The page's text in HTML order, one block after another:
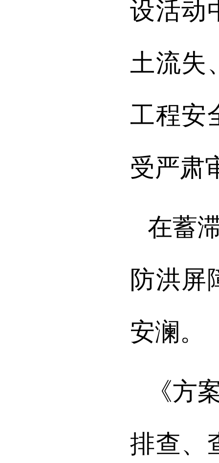
设活动
土流失
工程安
受严肃
在蓄
防洪屏
安澜。
《方
排查、